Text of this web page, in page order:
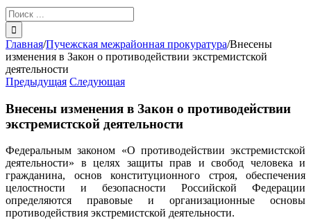
Результат
поиска:
Главная/Пучежская межрайонная прокуратура/Внесены
изменения в Закон о противодействии экстремистской
деятельности
Предыдущая Следующая
Внесены изменения в Закон о противодействии
экстремистской деятельности
Федеральным законом «О противодействии экстремистской
деятельности» в целях защиты прав и свобод человека и
гражданина, основ конституционного строя, обеспечения
целостности и безопасности Российской Федерации
определяются правовые и организационные основы
противодействия экстремистской деятельности.